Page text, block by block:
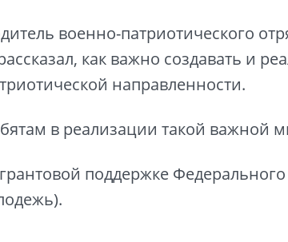
военно-патриотического
как важно создавать и
направленности.
в реализации такой важной
поддержке Федерального